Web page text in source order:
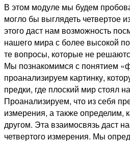
В этом модуле мы будем
могло бы выглядеть четвертое
этого даст нам возможность
нашего мира с более высокой
те вопросы, которые не
Мы познакомимся с понятием
проанализируем картинку,
предки, где плоский мир стоял
Проанализируем, что из себя
измерения, а также определим,
другом. Эта взаимосвязь даст
четвертого измерения. Мы